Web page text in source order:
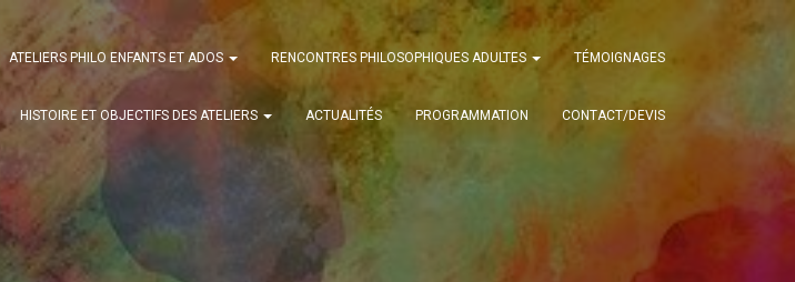
ATELIERS PHILO ENFANTS ET ADOS RENCONTRES PHILOSOPHIQUES ADULTES TÉMOIGNAGES
HISTOIRE ET OBJECTIFS DES ATELIERS ACTUALITÉS PROGRAMMATION CONTACT/DEVIS